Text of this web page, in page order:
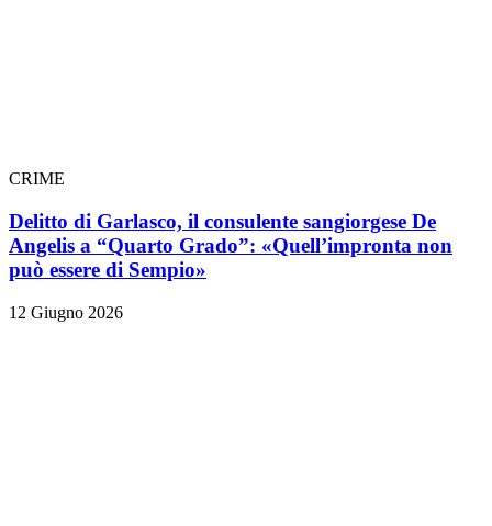
CRIME
Delitto di Garlasco, il consulente sangiorgese De
Angelis a “Quarto Grado”: «Quell’impronta non
può essere di Sempio»
12 Giugno 2026